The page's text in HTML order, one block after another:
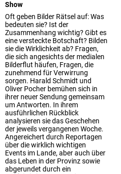
Show
Oft geben Bilder Rätsel auf: Was
bedeuten sie? Ist der
Zusammenhang wichtig? Gibt es
eine versteckte Botschaft? Bilden
sie die Wirklichkeit ab? Fragen,
die sich angesichts der medialen
Bilderflut häufen, Fragen, die
zunehmend für Verwirrung
sorgen. Harald Schmidt und
Oliver Pocher bemühen sich in
ihrer neuer Sendung gemeinsam
um Antworten. In ihrem
ausführlichen Rückblick
analysieren sie das Geschehen
der jeweils vergangenen Woche.
Angereichert durch Reportagen
über die wirklich wichtigen
Events im Lande, aber auch über
das Leben in der Provinz sowie
abgerundet durch ein